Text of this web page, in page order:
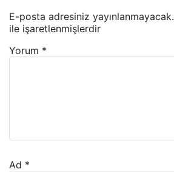
E-posta adresiniz yayınlanmayacak.
ile işaretlenmişlerdir
Yorum *
Ad *